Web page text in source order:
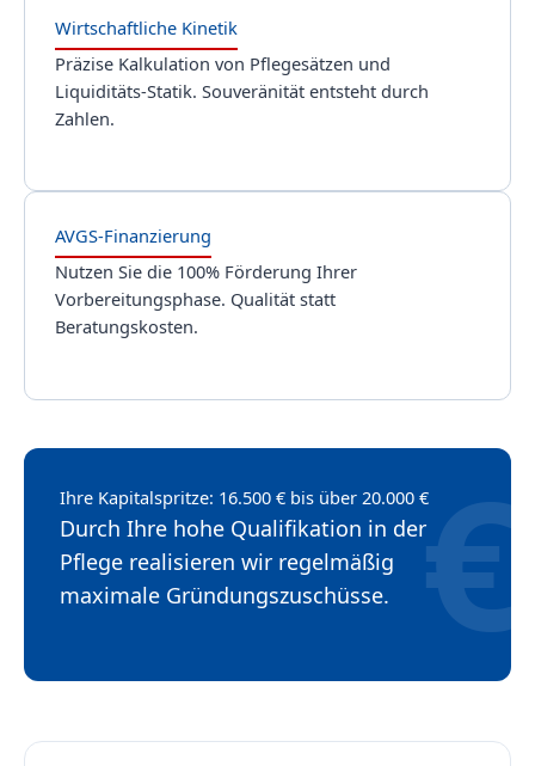
Wirtschaftliche Kinetik
Präzise Kalkulation von Pflegesätzen und
Liquiditäts-Statik. Souveränität entsteht durch
Zahlen.
AVGS-Finanzierung
Nutzen Sie die 100% Förderung Ihrer
Vorbereitungsphase. Qualität statt
Beratungskosten.
Ihre Kapitalspritze: 16.500 € bis über 20.000 €
Durch Ihre hohe Qualifikation in der
Pflege realisieren wir regelmäßig
maximale Gründungszuschüsse.